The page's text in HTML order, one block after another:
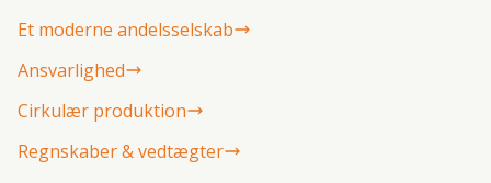
Et moderne andelsselskab
Ansvarlighed
Cirkulær produktion
Regnskaber & vedtægter